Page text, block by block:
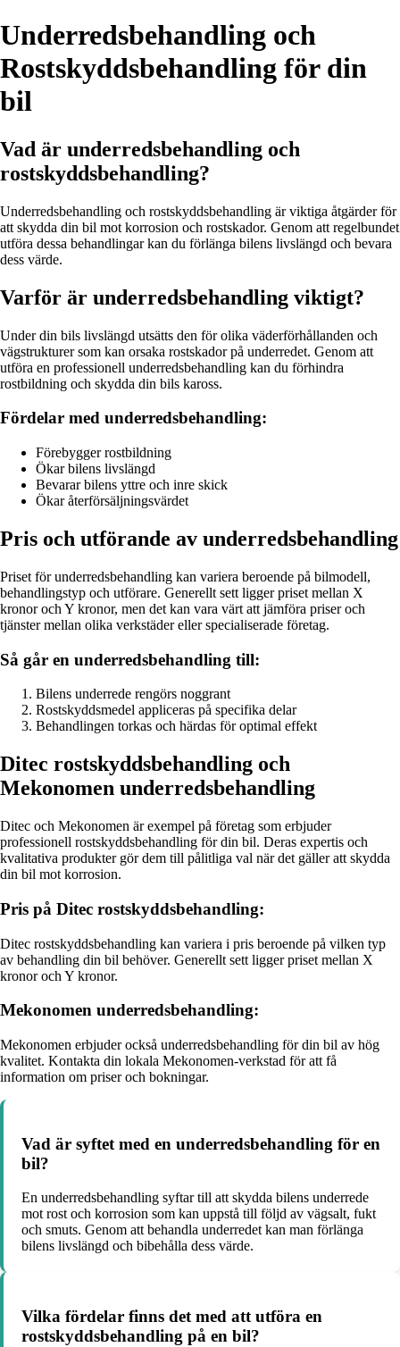
Underredsbehandling och
Rostskyddsbehandling för din
bil
Vad är underredsbehandling och
rostskyddsbehandling?
Underredsbehandling och rostskyddsbehandling är viktiga åtgärder för
att skydda din bil mot korrosion och rostskador. Genom att regelbundet
utföra dessa behandlingar kan du förlänga bilens livslängd och bevara
dess värde.
Varför är underredsbehandling viktigt?
Under din bils livslängd utsätts den för olika väderförhållanden och
vägstrukturer som kan orsaka rostskador på underredet. Genom att
utföra en professionell underredsbehandling kan du förhindra
rostbildning och skydda din bils kaross.
Fördelar med underredsbehandling:
Förebygger rostbildning
Ökar bilens livslängd
Bevarar bilens yttre och inre skick
Ökar återförsäljningsvärdet
Pris och utförande av underredsbehandling
Priset för underredsbehandling kan variera beroende på bilmodell,
behandlingstyp och utförare. Generellt sett ligger priset mellan X
kronor och Y kronor, men det kan vara värt att jämföra priser och
tjänster mellan olika verkstäder eller specialiserade företag.
Så går en underredsbehandling till:
Bilens underrede rengörs noggrant
Rostskyddsmedel appliceras på specifika delar
Behandlingen torkas och härdas för optimal effekt
Ditec rostskyddsbehandling och
Mekonomen underredsbehandling
Ditec och Mekonomen är exempel på företag som erbjuder
professionell rostskyddsbehandling för din bil. Deras expertis och
kvalitativa produkter gör dem till pålitliga val när det gäller att skydda
din bil mot korrosion.
Pris på Ditec rostskyddsbehandling:
Ditec rostskyddsbehandling kan variera i pris beroende på vilken typ
av behandling din bil behöver. Generellt sett ligger priset mellan X
kronor och Y kronor.
Mekonomen underredsbehandling:
Mekonomen erbjuder också underredsbehandling för din bil av hög
kvalitet. Kontakta din lokala Mekonomen-verkstad för att få
information om priser och bokningar.
Vad är syftet med en underredsbehandling för en
bil?
En underredsbehandling syftar till att skydda bilens underrede
mot rost och korrosion som kan uppstå till följd av vägsalt, fukt
och smuts. Genom att behandla underredet kan man förlänga
bilens livslängd och bibehålla dess värde.
Vilka fördelar finns det med att utföra en
rostskyddsbehandling på en bil?